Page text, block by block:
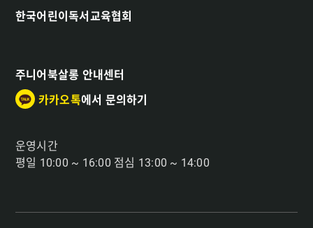
한국어린이독서교육협회
주니어북살롱 안내센터
카카오톡에서 문의하기
운영시간
평일 10:00 ~ 16:00 점심 13:00 ~ 14:00